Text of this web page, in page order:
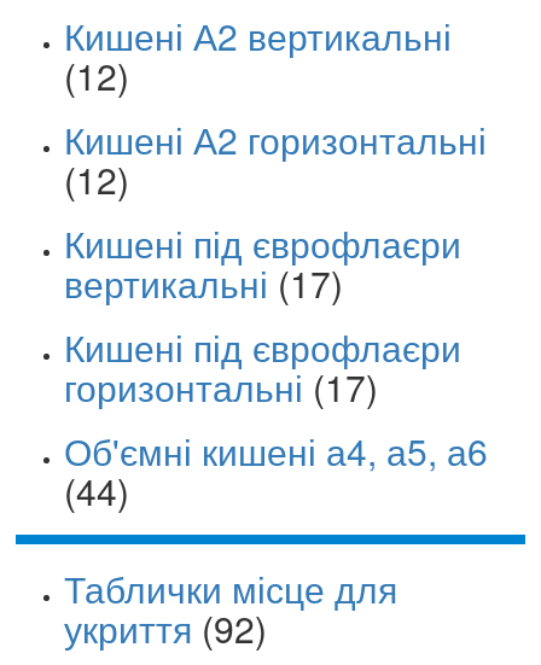
Кишені А2 вертикальні
(12)
Кишені А2 горизонтальні
(12)
Кишені під єврофлаєри
вертикальні (17)
Кишені під єврофлаєри
горизонтальні (17)
Об'ємні кишені а4, а5, а6
(44)
Таблички місце для
укриття (92)